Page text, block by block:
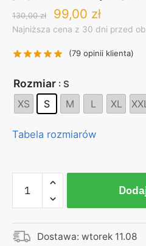
130,00zł
Original
price
130,00 zł.
99,00 złCurrent
price
99,00 zł.
Najniższa cena z 30 dni przed
(79 opinii klienta)
Rozmiar : S
XS S M L XL
Tabela rozmiarów
Koszulka
czarna
|
Hej
Dostawa: wtorek 11.08